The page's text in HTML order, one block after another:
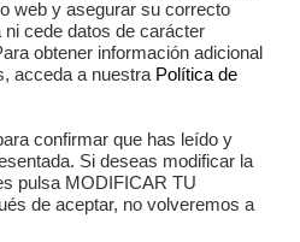
podrás hacer una
para empezar
vayas cogiendo
otros materiales
como barras y
© Todos los derechos
web y asegurar su correcto
cede datos de carácter
obtener información adicional
acceda a nuestra Política de
confirmar que has leído y
Si deseas modificar la
pulsa MODIFICAR TU
de aceptar, no volveremos a